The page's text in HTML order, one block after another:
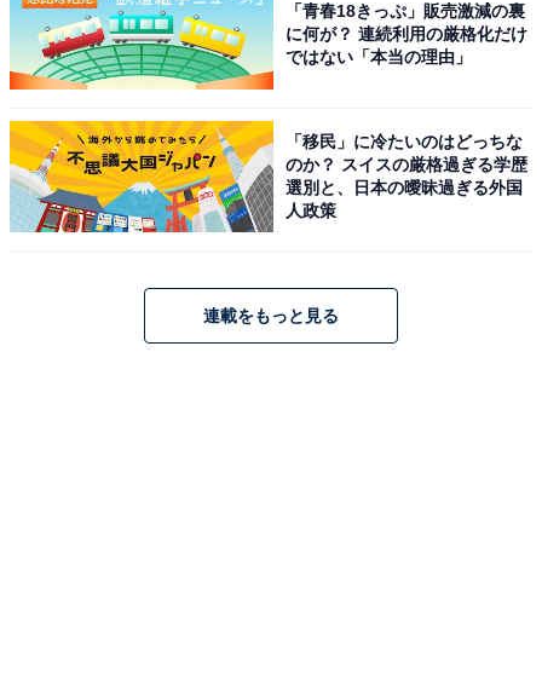
「『つるが』という音の響きがシャープで格好いい
イメージがあるから」（30代女性／石川県）
※回答者からのコメントは原文ママです
※記事内容は執筆時点のものです。最新の内容をご確認
ください
5位までのランキング結果を見る
「青春18きっぷ」販売激減の裏
に何が？ 連続利用の厳格化だけ
ではない「本当の理由」
「移民」に冷たいのはどっちな
のか？ スイスの厳格過ぎる学歴
選別と、日本の曖昧過ぎる外国
人政策
連載をもっと見る